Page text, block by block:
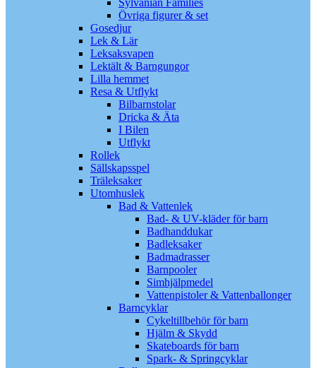
Sylvanian Families
Övriga figurer & set
Gosedjur
Lek & Lär
Leksaksvapen
Lektält & Barngungor
Lilla hemmet
Resa & Utflykt
Bilbarnstolar
Dricka & Äta
I Bilen
Utflykt
Rollek
Sällskapsspel
Träleksaker
Utomhuslek
Bad & Vattenlek
Bad- & UV-kläder för barn
Badhanddukar
Badleksaker
Badmadrasser
Barnpooler
Simhjälpmedel
Vattenpistoler & Vattenballonger
Barncyklar
Cykeltillbehör för barn
Hjälm & Skydd
Skateboards för barn
Spark- & Springcyklar